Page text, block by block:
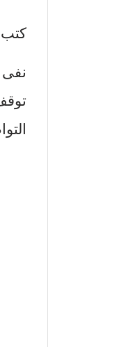
كتب
نفى